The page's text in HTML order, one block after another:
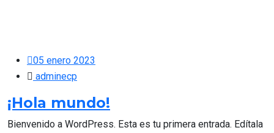
05 enero 2023
adminecp
¡Hola mundo!
Bienvenido a WordPress. Esta es tu primera entrada. Edítala